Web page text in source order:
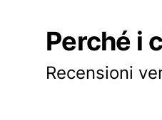
Perché i
Recensioni